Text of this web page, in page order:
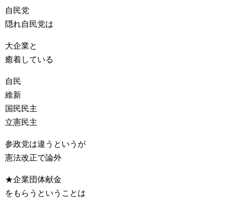
自民党
隠れ自民党は
大企業と
癒着している
自民
維新
国民民主
立憲民主
参政党は違うというが
憲法改正で論外
★企業団体献金
をもらうということは